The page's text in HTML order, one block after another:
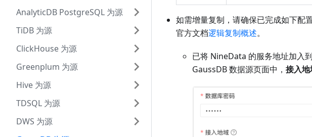
AnalyticDB PostgreSQL 为源
TiDB 为源
ClickHouse 为源
Greenplum 为源
Hive 为源
TDSQL 为源
DWS 为源
如需增量复制，请确保已完成如下配
官方文档逻辑复制概述。
已将 NineData 的服务地址加入
GaussDB 数据源页面中， 接入地